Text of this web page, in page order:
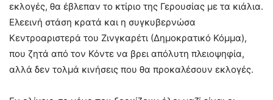
εκλογές, θα έβλεπαν το κτίριο της Γερουσίας με τα κιάλια.
Ελεεινή στάση κρατά και η συγκυβερνώσα
Κεντροαριστερά του Ζινγκαρέτι (Δημοκρατικό Κόμμα),
που ζητά από τον Κόντε να βρει απόλυτη πλειοψηφία,
αλλά δεν τολμά κινήσεις που θα προκαλέσουν εκλογές.